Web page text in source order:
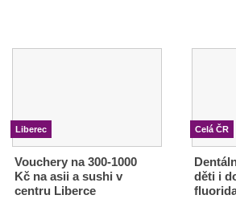
Liberec
Vouchery na 300-1000
Kč na asii a sushi v
centru Liberce
Celá ČR
děti i